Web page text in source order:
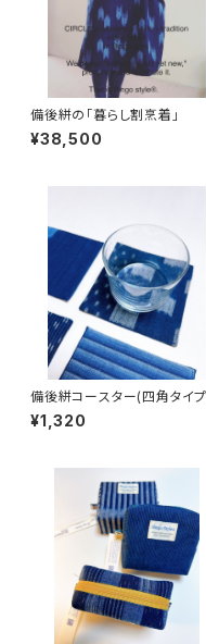
備後絣の「暮らし割烹着」
¥38,500
備後絣コースター(四角タイ
¥1,320